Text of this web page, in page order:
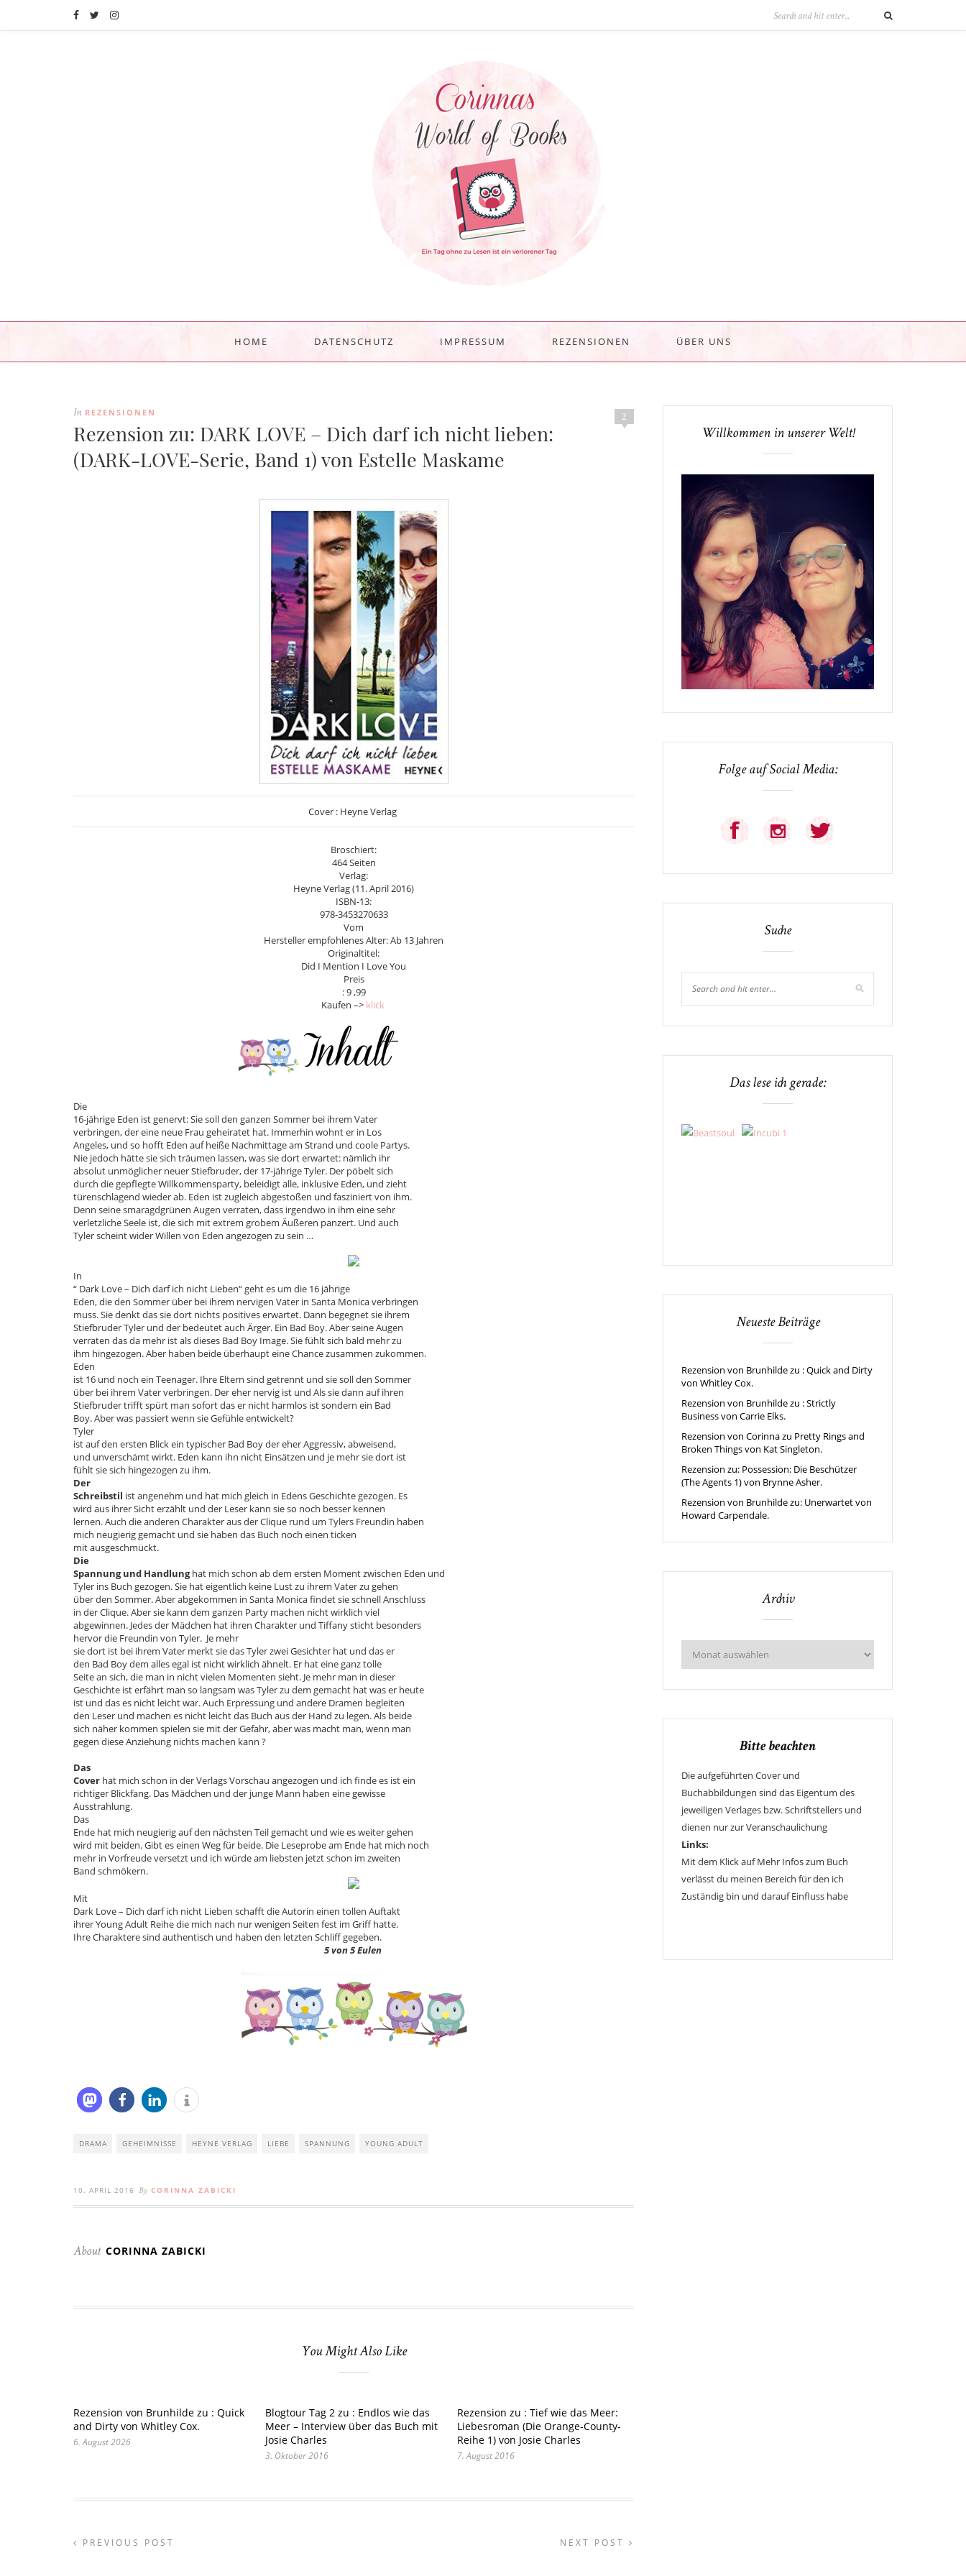
HOME DATENSCHUTZ IMPRESSUM REZENSIONEN ÜBER UNS
2
In REZENSIONEN
Rezension zu: DARK LOVE – Dich darf ich nicht lieben:
(DARK-LOVE-Serie, Band 1) von Estelle Maskame
Cover : Heyne Verlag
Broschiert:
464 Seiten
Verlag:
Heyne Verlag (11. April 2016)
ISBN-13:
978-3453270633
Vom
Hersteller empfohlenes Alter: Ab 13 Jahren
Originaltitel:
Did I Mention I Love You
Preis
: 9 ,99
Kaufen –> klick
Die
16-jährige Eden ist genervt: Sie soll den ganzen Sommer bei ihrem Vater
verbringen, der eine neue Frau geheiratet hat. Immerhin wohnt er in Los
Angeles, und so hofft Eden auf heiße Nachmittage am Strand und coole Partys.
Nie jedoch hätte sie sich träumen lassen, was sie dort erwartet: nämlich ihr
absolut unmöglicher neuer Stiefbruder, der 17-jährige Tyler. Der pöbelt sich
durch die gepflegte Willkommensparty, beleidigt alle, inklusive Eden, und zieht
türenschlagend wieder ab. Eden ist zugleich abgestoßen und fasziniert von ihm.
Denn seine smaragdgrünen Augen verraten, dass irgendwo in ihm eine sehr
verletzliche Seele ist, die sich mit extrem grobem Äußeren panzert. Und auch
Tyler scheint wider Willen von Eden angezogen zu sein …
In
“ Dark Love – Dich darf ich nicht Lieben“ geht es um die 16 jährige
Eden, die den Sommer über bei ihrem nervigen Vater in Santa Monica verbringen
muss. Sie denkt das sie dort nichts positives erwartet. Dann begegnet sie ihrem
Stiefbruder Tyler und der bedeutet auch Ärger. Ein Bad Boy. Aber seine Augen
verraten das da mehr ist als dieses Bad Boy Image. Sie fühlt sich bald mehr zu
ihm hingezogen. Aber haben beide überhaupt eine Chance zusammen zukommen.
Eden
ist 16 und noch ein Teenager. Ihre Eltern sind getrennt und sie soll den Sommer
über bei ihrem Vater verbringen. Der eher nervig ist und Als sie dann auf ihren
Stiefbruder trifft spürt man sofort das er nicht harmlos ist sondern ein Bad
Boy. Aber was passiert wenn sie Gefühle entwickelt?
Tyler
ist auf den ersten Blick ein typischer Bad Boy der eher Aggressiv, abweisend,
und unverschämt wirkt. Eden kann ihn nicht Einsätzen und je mehr sie dort ist
fühlt sie sich hingezogen zu ihm.
Der
Schreibstil ist angenehm und hat mich gleich in Edens Geschichte gezogen. Es
wird aus ihrer Sicht erzählt und der Leser kann sie so noch besser kennen
lernen. Auch die anderen Charakter aus der Clique rund um Tylers Freundin haben
mich neugierig gemacht und sie haben das Buch noch einen ticken
mit ausgeschmückt.
Die
Spannung und Handlunghat mich schon ab dem ersten Moment zwischen Eden und
Tyler ins Buch gezogen. Sie hat eigentlich keine Lust zu ihrem Vater zu gehen
über den Sommer. Aber abgekommen in Santa Monica findet sie schnell Anschluss
in der Clique. Aber sie kann dem ganzen Party machen nicht wirklich viel
abgewinnen. Jedes der Mädchen hat ihren Charakter und Tiffany sticht besonders
hervor die Freundin von Tyler. Je mehr
sie dort ist bei ihrem Vater merkt sie das Tyler zwei Gesichter hat und das er
den Bad Boy dem alles egal ist nicht wirklich ähnelt. Er hat eine ganz tolle
Seite an sich, die man in nicht vielen Momenten sieht. Je mehr man in dieser
Geschichte ist erfährt man so langsam was Tyler zu dem gemacht hat was er heute
ist und das es nicht leicht war. Auch Erpressung und andere Dramen begleiten
den Leser und machen es nicht leicht das Buch aus der Hand zu legen. Als beide
sich näher kommen spielen sie mit der Gefahr, aber was macht man, wenn man
gegen diese Anziehung nichts machen kann ?
Das
Cover hat mich schon in der Verlags Vorschau angezogen und ich finde es ist ein
richtiger Blickfang. Das Mädchen und der junge Mann haben eine gewisse
Ausstrahlung.
Das
Ende hat mich neugierig auf den nächsten Teil gemacht und wie es weiter gehen
wird mit beiden. Gibt es einen Weg für beide. Die Leseprobe am Ende hat mich noch
mehr in Vorfreude versetzt und ich würde am liebsten jetzt schon im zweiten
Band schmökern.
Mit
Dark Love – Dich darf ich nicht Lieben schafft die Autorin einen tollen Auftakt
ihrer Young Adult Reihe die mich nach nur wenigen Seiten fest im Griff hatte.
Ihre Charaktere sind authentisch und haben den letzten Schliff gegeben.
5 von 5 Eulen
DRAMA GEHEIMNISSE HEYNE VERLAG LIEBE SPANNUNG YOUNG ADULT
10. APRIL 2016 By CORINNA ZABICKI
About CORINNA ZABICKI
You Might Also Like
Rezension von Brunhilde zu : Quick
and Dirty von Whitley Cox.
6. August 2026
Blogtour Tag 2 zu : Endlos wie das
Meer – Interview über das Buch mit
Josie Charles
3. Oktober 2016
Rezension zu : Tief wie das Meer:
Liebesroman (Die Orange-County-
Reihe 1) von Josie Charles
7. August 2016
PREVIOUS POST NEXT POST
Willkommen in unserer Welt!
Folge auf Social Media:
Suche
Das lese ich gerade:
Neueste Beiträge
Rezension von Brunhilde zu : Quick and Dirty
von Whitley Cox.
Rezension von Brunhilde zu : Strictly
Business von Carrie Elks.
Rezension von Corinna zu Pretty Rings and
Broken Things von Kat Singleton.
Rezension zu: Possession: Die Beschützer
(The Agents 1) von Brynne Asher.
Rezension von Brunhilde zu: Unerwartet von
Howard Carpendale.
Archiv
Bitte beachten
Die aufgeführten Cover und
Buchabbildungen sind das Eigentum des
jeweiligen Verlages bzw. Schriftstellers und
dienen nur zur Veranschaulichung
Links:
Mit dem Klick auf Mehr Infos zum Buch
verlässt du meinen Bereich für den ich
Zuständig bin und darauf Einfluss habe